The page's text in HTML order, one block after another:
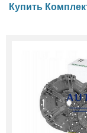
Купить